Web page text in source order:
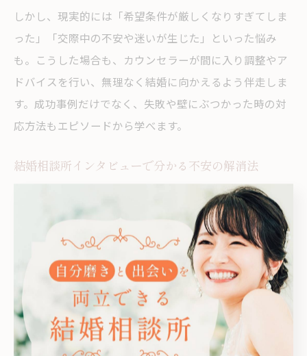
しかし、現実的には「希望条件が厳しくなりすぎてしま
った」「交際中の不安や迷いが生じた」といった悩み
も。こうした場合も、カウンセラーが間に入り調整やア
ドバイスを行い、無理なく結婚に向かえるよう伴走しま
す。成功事例だけでなく、失敗や壁にぶつかった時の対
応方法もエピソードから学べます。
結婚相談所インタビューで分かる不安の解消法
結婚相談所で活動する中で多くの方が抱える「婚活がう
まくいくか不安」「自分に合う相手が見つかるのか心
配」といった悩み。インタビューを通じて分かったの
は、こうした不安を一人で抱え込まず、カウンセラーや
仲人に相談することが成功への近道だということです。
実際に成婚した方の多くが「悩みを打ち明けることで気
持ちが軽くなった」「第三者の意見で視野が広がった」
と語っています。また、活動の節目ごとに現実的なアド